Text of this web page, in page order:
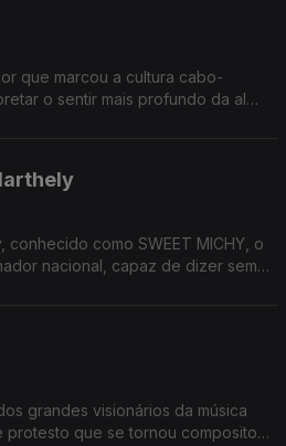
que marcou a cultura cabo-
o sentir mais profundo da alma
conhecido como SWEET MICHY, o
nacional, capaz de dizer sem
grandes visionários da música
que se tornou compositor